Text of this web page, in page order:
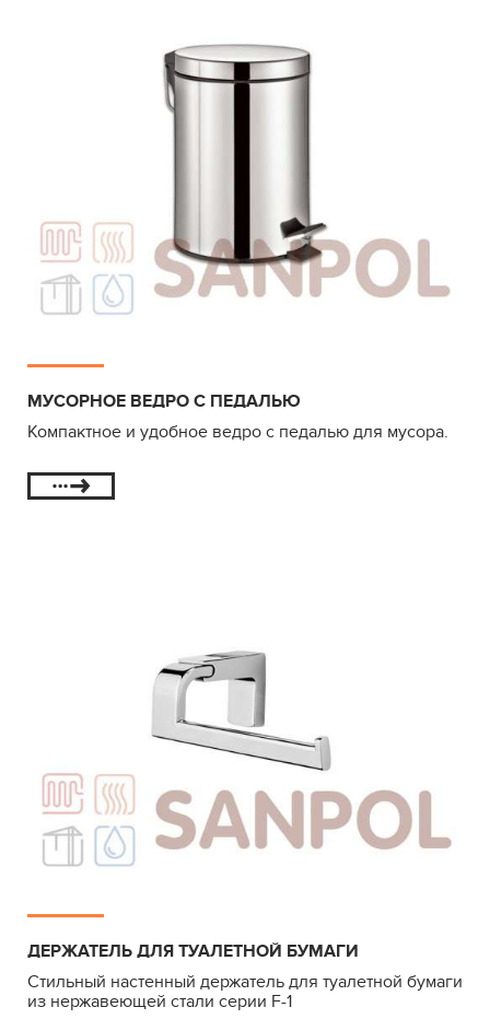
МУСОРНОЕ ВЕДРО С ПЕДАЛЬЮ
Компактное и удобное ведро с педалью для мусора.
ДЕРЖАТЕЛЬ ДЛЯ ТУАЛЕТНОЙ БУМАГИ
Стильный настенный держатель для туалетной бумаги
из нержавеющей стали серии F-1